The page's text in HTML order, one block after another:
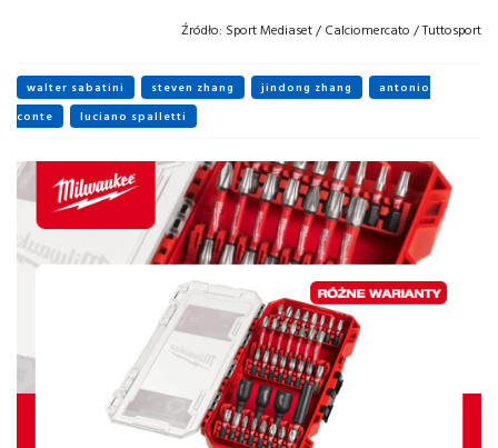
Źródło: Sport Mediaset / Calciomercato / Tuttosport
walter sabatini steven zhang jindong zhang
antonio
conte
luciano spalletti